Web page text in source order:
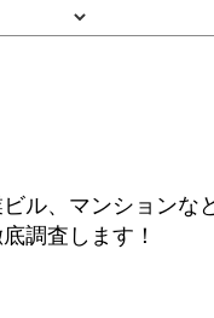
ル、マンションな
調査します！